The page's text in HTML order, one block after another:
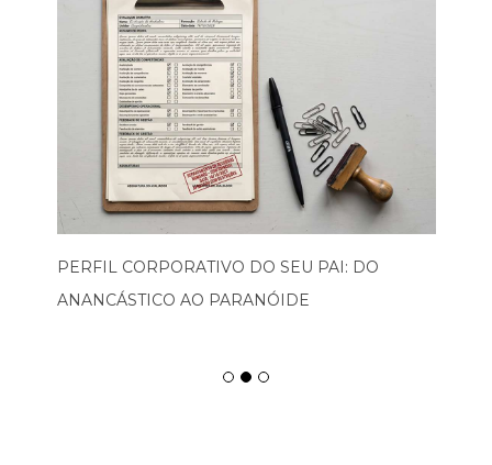
PERFIL CORPORATIVO DO SEU PAI: DO
ANANCÁSTICO AO PARANÓIDE